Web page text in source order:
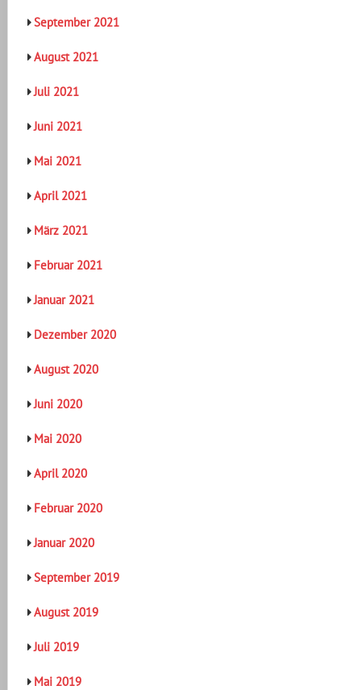
September 2021
August 2021
Juli 2021
Juni 2021
Mai 2021
April 2021
März 2021
Februar 2021
Januar 2021
Dezember 2020
August 2020
Juni 2020
Mai 2020
April 2020
Februar 2020
Januar 2020
September 2019
August 2019
Juli 2019
Mai 2019